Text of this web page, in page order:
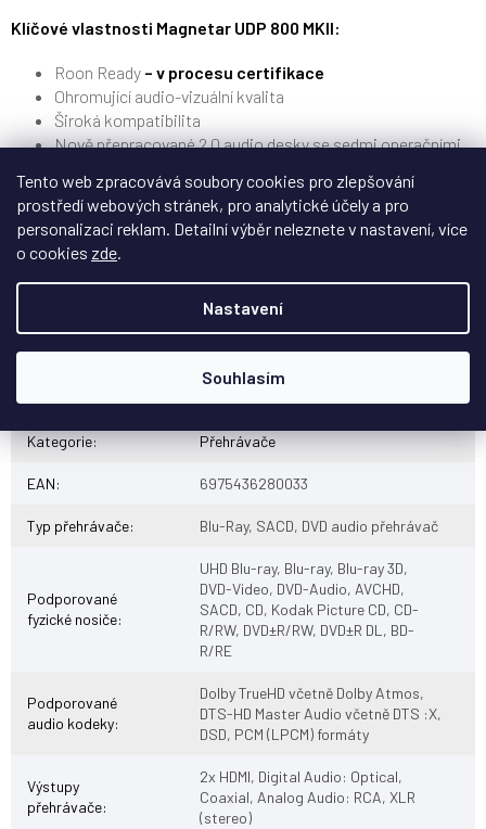
Tento web zpracovává soubory cookies pro zlepšování
prostředí webových stránek, pro analytické účely a pro
personalizaci reklam. Detailní výběr neleznete v nastavení, více
o cookies zde.
Nastavení
Souhlasím
Klíčové vlastnosti Magnetar UDP 800 MKII:
Roon Ready – v procesu certifikace
Ohromující audio-vizuální kvalita
Široká kompatibilita
Nově přepracované 2.0 audio desky se sedmi operačními
Retiming TMDS na HDMI audio portu
Vylepšený USB 3.0 systém s odděleným napájením
Vylepšená měděná kabeláž a konektory Amphenol/JST
PodporaControl4, Crestron
Oficiální stránky Magnetar UDP800 MKII
Kategorie: Přehrávače
EAN: 6975436280033
Typ přehrávače: Blu-Ray, SACD, DVD audio přehrávač
Podporované
fyzické nosiče:
UHD Blu-ray, Blu-ray, Blu-ray 3D,
DVD-Video, DVD-Audio, AVCHD,
SACD, CD, Kodak Picture CD, CD-
R/RW, DVD±R/RW, DVD±R DL, BD-
R/RE
Podporované
audio kodeky:
Dolby TrueHD včetně Dolby Atmos,
DTS-HD Master Audio včetně DTS :X,
DSD, PCM (LPCM) formáty
Výstupy
přehrávače:
2x HDMI, Digital Audio: Optical,
Coaxial, Analog Audio: RCA, XLR
(stereo)